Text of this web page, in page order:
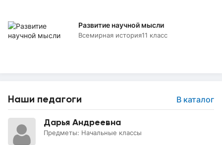
Развитие научной мысли
Всемирная история11 класс
Наши педагоги В каталог
Дарья Андреевна
Предметы: Начальные классы